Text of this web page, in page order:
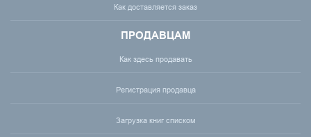
Как доставляется заказ
ПРОДАВЦАМ
Как здесь продавать
Регистрация продавца
Загрузка книг списком